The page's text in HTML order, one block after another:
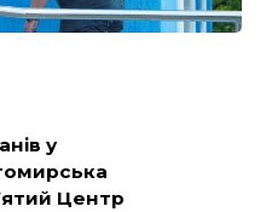
у
Центр